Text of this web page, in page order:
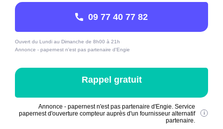
09 77 40 77 82
Ouvert du Lundi au Dimanche de 8h00 à 21h
Annonce - papernest n'est pas partenaire d'Engie
Rappel gratuit
Annonce - papernest n'est pas partenaire d'Engie. Service
papernest d'ouverture compteur auprès d'un fournisseur alternatif
partenaire.